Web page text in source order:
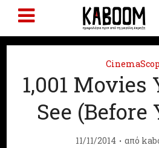
1,001 Movies
See (Before
11/11/2014 από